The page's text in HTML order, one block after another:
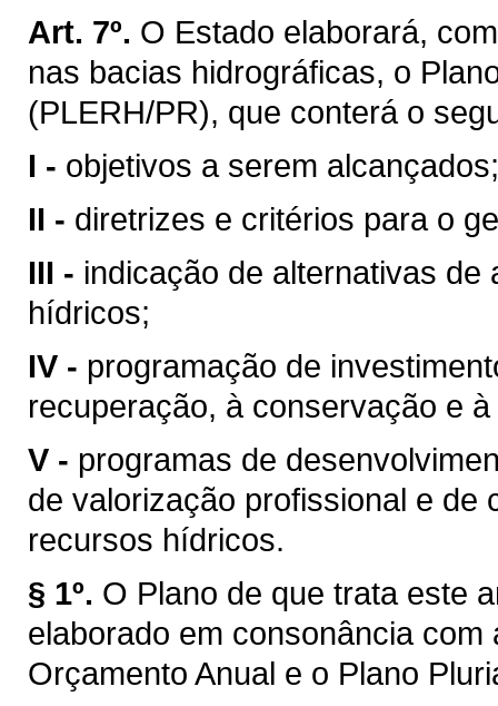
Art. 7º. O Estado elaborará,
nas bacias hidrográficas, o
(PLERH/PR), que conterá o
I - objetivos a serem alcançados;
II - diretrizes e critérios para o
III - indicação de alternativas
hídricos;
IV - programação de
recuperação, à conservação e
V - programas de
de valorização profissional e de
recursos hídricos.
§ 1º. O Plano de que trata este
elaborado em consonância
Orçamento Anual e o Plano